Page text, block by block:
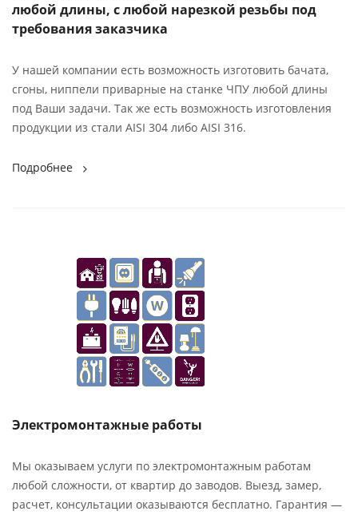
любой длины, с любой нарезкой резьбы под
требования заказчика
У нашей компании есть возможность изготовить бачата,
сгоны, ниппели приварные на станке ЧПУ любой длины
под Ваши задачи. Так же есть возможность изготовления
продукции из стали AISI 304 либо AISI 316.
Подробнее
Электромонтажные работы
Мы оказываем услуги по электромонтажным работам
любой сложности, от квартир до заводов. Выезд, замер,
расчет, консультации оказываются бесплатно. Гарантия —